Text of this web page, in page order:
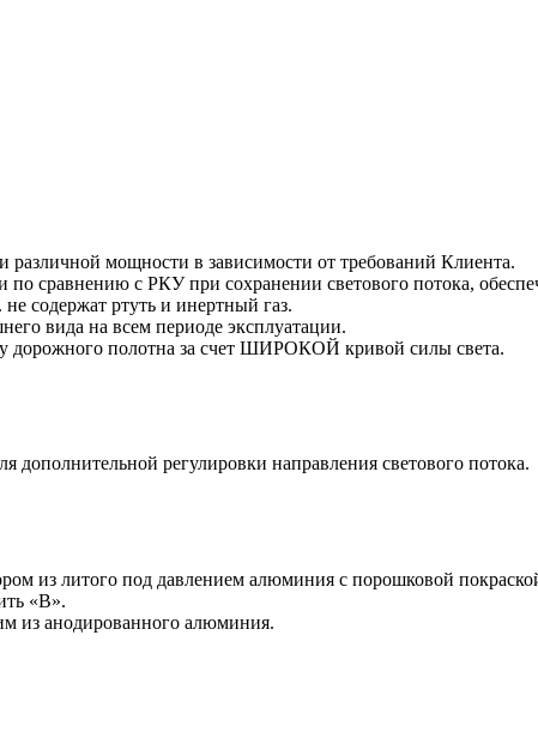
различной мощности в зависимости от требований Клиента.
сравнению с РКУ при сохранении светового потока,
содержат ртуть и инертный газ.
вида на всем периоде эксплуатации.
дорожного полотна за счет ШИРОКОЙ кривой силы света.
регулировки направления светового потока.
из литого под давлением алюминия с порошковой
«В».
из анодированного алюминия.